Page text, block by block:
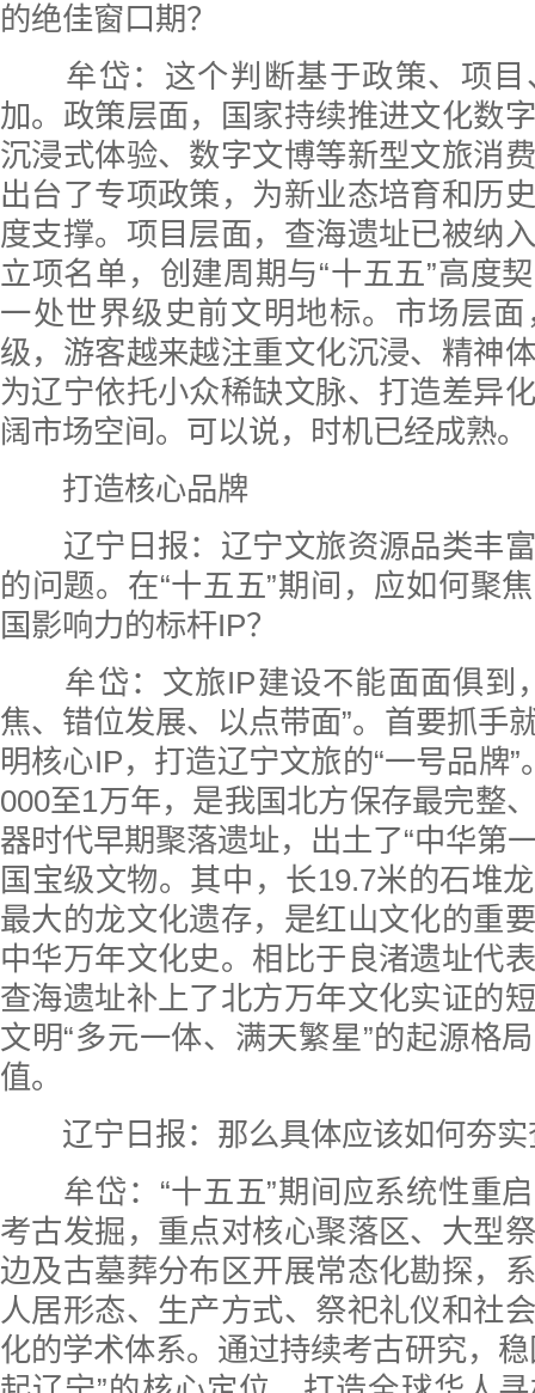
的绝佳窗口期？
牟岱：这个判断基于政策、项目
加。政策层面，国家持续推进文化数
沉浸式体验、数字文博等新型文旅消
出台了专项政策，为新业态培育和历
度支撑。项目层面，查海遗址已被纳
立项名单，创建周期与“十五五”高度
一处世界级史前文明地标。市场层
级，游客越来越注重文化沉浸、精神
为辽宁依托小众稀缺文脉、打造差异
阔市场空间。可以说，时机已经成熟。
打造核心品牌
辽宁日报： 辽宁文旅资源品类丰
的问题。在“十五五”期间，应如何聚
国影响力的标杆IP？
牟岱：文旅IP建设不能面面俱到
焦、错位发展、以点带面”。首要抓手
明核心IP，打造辽宁文旅的“一号品牌
000至1万年，是我国北方保存最完整
器时代早期聚落遗址，出土了“中华第
国宝级文物。其中，长19.7米的石堆
最大的龙文化遗存，是红山文化的重
中华万年文化史。相比于良渚遗址代
查海遗址补上了北方万年文化实证的
文明“多元一体、满天繁星”的起源格
值。
辽宁日报： 那么具体应该如何夯
牟岱：“十五五”期间应系统性重启
考古发掘，重点对核心聚落区、大型
边及古墓葬分布区开展常态化勘探，
人居形态、生产方式、祭祀礼仪和社
化的学术体系。通过持续考古研究，